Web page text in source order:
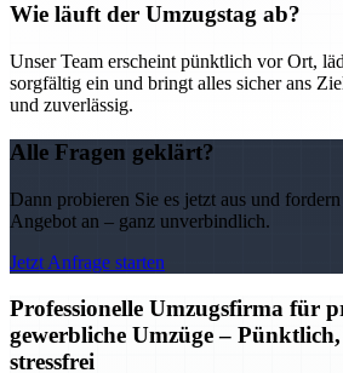
Wie läuft der Umzugstag ab?
Unser Team erscheint pünktlich vor Ort,
sorgfältig ein und bringt alles sicher ans
und zuverlässig.
Alle Fragen geklärt?
Dann probieren Sie es jetzt aus und
Angebot an – ganz unverbindlich.
Jetzt Anfrage starten
Professionelle Umzugsfirma für
gewerbliche Umzüge –
stressfrei